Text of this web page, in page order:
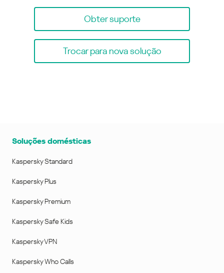
Obter suporte
Trocar para nova solução
Soluções domésticas
Kaspersky Standard
Kaspersky Plus
Kaspersky Premium
Kaspersky Safe Kids
Kaspersky VPN
Kaspersky Who Calls